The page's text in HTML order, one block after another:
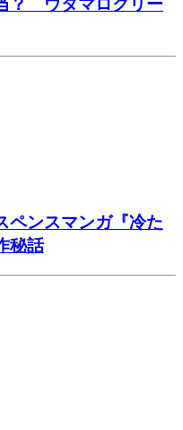
？ ウタマロクリー
ペンスマンガ『冷た
秘話